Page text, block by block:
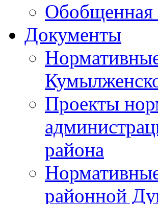
Документы
Проекты
района
районной